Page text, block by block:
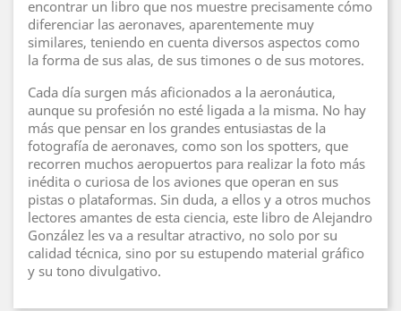
encontrar un libro que nos muestre precisamente cómo
diferenciar las aeronaves, aparentemente muy
similares, teniendo en cuenta diversos aspectos como
la forma de sus alas, de sus timones o de sus motores.
Cada día surgen más aficionados a la aeronáutica,
aunque su profesión no esté ligada a la misma. No hay
más que pensar en los grandes entusiastas de la
fotografía de aeronaves, como son los spotters, que
recorren muchos aeropuertos para realizar la foto más
inédita o curiosa de los aviones que operan en sus
pistas o plataformas. Sin duda, a ellos y a otros muchos
lectores amantes de esta ciencia, este libro de Alejandro
González les va a resultar atractivo, no solo por su
calidad técnica, sino por su estupendo material gráfico
y su tono divulgativo.